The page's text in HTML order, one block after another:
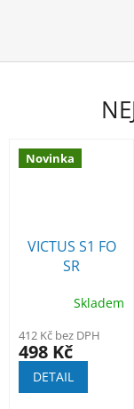
Novinka
VICTUS S1 FO
SR
Skladem
412 Kč bez DPH
498 Kč
DETAIL